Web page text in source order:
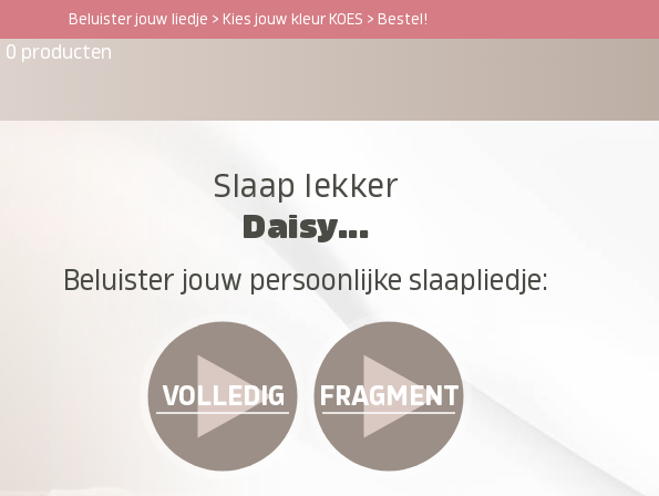
Beluister jouw liedje > Kies jouw kleur KOES > Bestel!
0 producten
Slaap lekker
Daisy...
Beluister jouw persoonlijke slaapliedje:
VOLLEDIG FRAGMENT